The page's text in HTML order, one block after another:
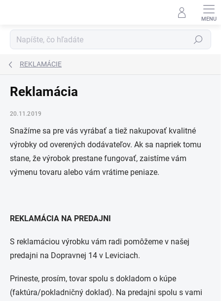
Hľadať
REKLAMÁCIE
Reklamácia
20.11.2019
Snažíme sa pre vás vyrábať a tiež nakupovať kvalitné
výrobky od overených dodávateľov. Ak sa napriek tomu
stane, že výrobok prestane fungovať, zaistíme vám
výmenu tovaru alebo vám vrátime peniaze.
REKLAMÁCIA NA PREDAJNI
S reklamáciou výrobku vám radi pomôžeme v našej
predajni na Dopravnej 14 v Leviciach.
Prineste, prosím, tovar spolu s dokladom o kúpe
(faktúra/pokladničný doklad). Na predajni spolu s vami